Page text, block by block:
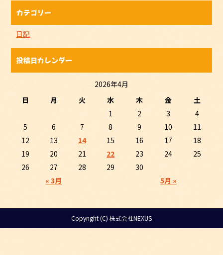
カテゴリー
日記
投稿日カレンダー
2026年4月
日
月 火 水 木 金 土
« 3月 5月 »
1 2 3
4
5
6 7 8 9 10
11
12
13 14 15 16 17
18
19
20 21 22 23 24
25
26
27 28 29 30
Copyright (C) 株式会社NEXUS